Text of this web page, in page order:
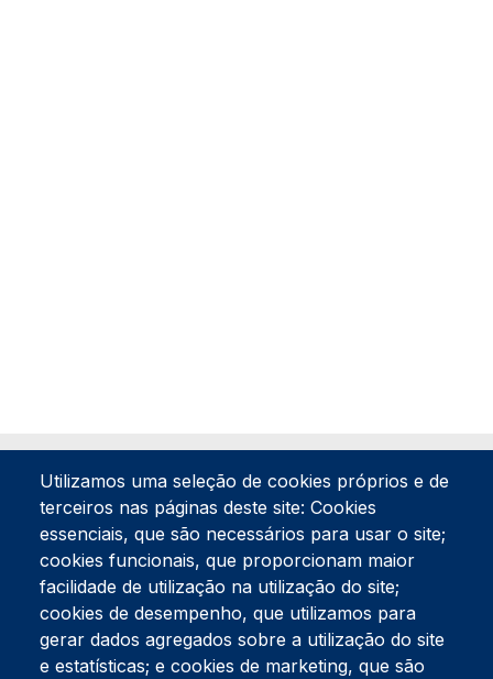
Tel:234 390 100Fax:234 390 100
Endereço Postal
Apartado 42
Utilizamos uma seleção de cookies próprios e de
terceiros nas páginas deste site: Cookies
essenciais, que são necessários para usar o site;
cookies funcionais, que proporcionam maior
facilidade de utilização na utilização do site;
cookies de desempenho, que utilizamos para
gerar dados agregados sobre a utilização do site
e estatísticas; e cookies de marketing, que são